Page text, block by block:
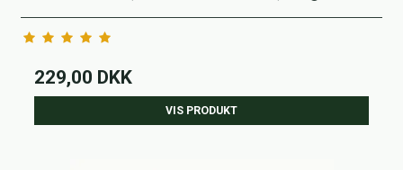
229,00 DKK
VIS PRODUKT